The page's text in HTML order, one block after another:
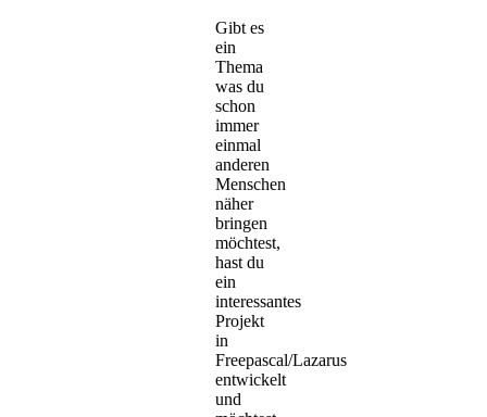
Gibt es
ein
Thema
was du
schon
immer
einmal
anderen
Menschen
näher
bringen
möchtest,
hast du
ein
interessantes
Projekt
in
Freepascal/Lazarus
entwickelt
und